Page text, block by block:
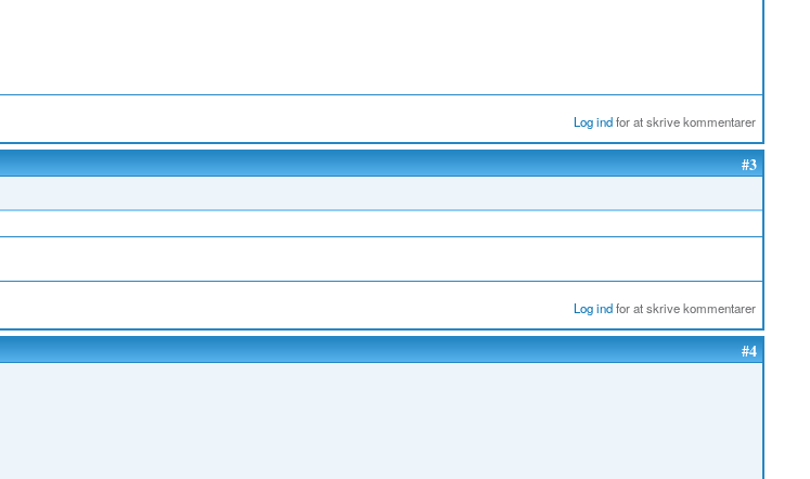
Log indfor at skrive kommentarer
#3
Log indfor at skrive kommentarer
#4